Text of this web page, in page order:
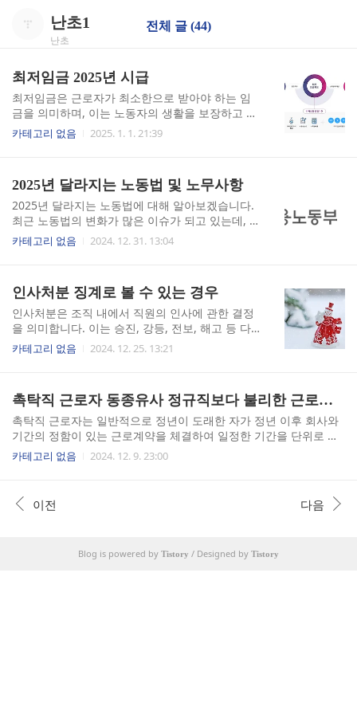
난초1
난초
전체 글 (44)
최저임금 2025년 시급
최저임금은 근로자가 최소한으로 받아야 하는 임
금을 의미하며, 이는 노동자의 생활을 보장하고 경
제적 불평등을 줄이기 위한 중요한 제도입니다. 최
저임금이 정해지면, 많은 근로자들이 그 기준에 따
법을 제정하면서 제34조와 제35조에 최저임금제
의 실시 근거를 두었으나, 당시 우리 경제가 최저임
금제를 수용하기 어렵다는 판단에 따라 이 규정을
운용하지 않았습니다. 저임금의 제도적인 해소와
근로자에 대하여 일정한 수준 이상의 안정된 생활
있는 수준에 도달하였다고 판단 1986년 12월 31일
최저임금법을 제정.공포하고..
카테고리 없음 2025. 1. 1. 21:39
2025년 달라지는 노동법 및 노무사항
2025년 달라지는 노동법에 대해 알아보겠습니다.
최근 노동법의 변화가 많은 이슈가 되고 있는데, 특
히 최저임금 인상과 육아휴직 관련 법령이 주목받
고 있습니다.2025년부터 시행되는 노동법의 변화
연장, 임금체불 관련 법령 강화 등이 주요 내용입니
다. 이러한 변화는 근로자의 권익을 보호하고, 보
다 나은 근로 환경을 조성하기 위한 노력의 일환으
로 볼 수 있습니다. ■ 최저임금 시급 10,030원으
로 인상 2025년 1월 1일부터 최저임금이 시간당 1
시간 기준) 입니다. 이는 전년도 ..
카테고리 없음 2024. 12. 31. 13:04
인사처분 징계로 볼 수 있는 경우
인사처분은 조직 내에서 직원의 인사에 관한 결정
을 의미합니다. 이는 승진, 강등, 전보, 해고 등 다
양한 형태로 나타날 수 있습니다. 인사처분은 일반
적으로 조직의 운영과 관련된 필요에 따라 이루어
이 규정을 위반하거나 비위행위를 저질렀을 때 부
과되는 처벌입니다. 징계는 직원의 행동에 대한 직
접적인 결과로, 경고, 감봉, 정직, 해고 등의 형태로
나타납니다. 징계는 직원의 행동을 교정하고, 조직
의 규율을 유지하기 위한 목적을 가지고 있습니다.
이지만, 인사처분이 징계로 볼 수 있는 경우에 대해
알아보보록 하겠습니다. ■ 인사처분을 징계로
카테고리 없음 2024. 12. 25. 13:21
촉탁직 근로자 동종유사 정규직보다 불리한 근로조건 차별적 처우여부
촉탁직 근로자는 일반적으로 정년이 도래한 자가 정년 이후 회사와
기간의 정함이 있는 근로계약을 체결하여 일정한 기간을 단위로 재
고용되어 근무하는 경우를 의미합니다. 촉탁직 근로자에게 동종, 유
사 정규직 근로자보다 불리한 근로조건을 설정한다면 차별의 문제
별적 처우로 보는 경우'와 '차별적 처우로 보지 않는 경우'를 나누어
서 알아보도록 하겠습니다. ■ 촉탁직 근로자 동종, 유사 정규직보다
는 기간제 근로자에 포함되는 개념입니다. 만약 촉탁직 근로자가 정
카테고리 없음 2024. 12. 9. 23:00
이전 다음
Blog is powered by Tistory / Designed by Tistory